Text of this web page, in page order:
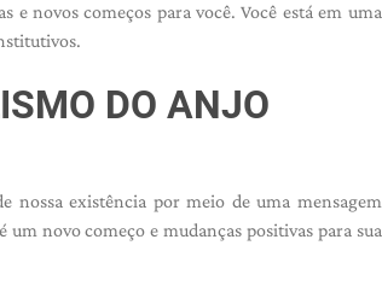
e novos começos para você. Você está em uma
DO ANJO
nossa existência por meio de uma mensagem
novo começo e mudanças positivas para sua